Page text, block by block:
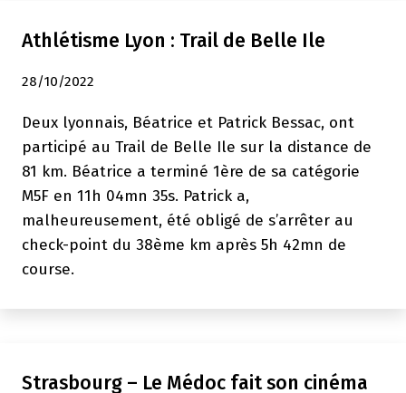
IEGB+50
Athlétisme Lyon : Trail de Belle Ile
28/10/2022
Deux lyonnais, Béatrice et Patrick Bessac, ont
participé au Trail de Belle Ile sur la distance de
81 km. Béatrice a terminé 1ère de sa catégorie
M5F en 11h 04mn 35s. Patrick a,
malheureusement, été obligé de s’arrêter au
check-point du 38ème km après 5h 42mn de
course.
Strasbourg – Le Médoc fait son cinéma